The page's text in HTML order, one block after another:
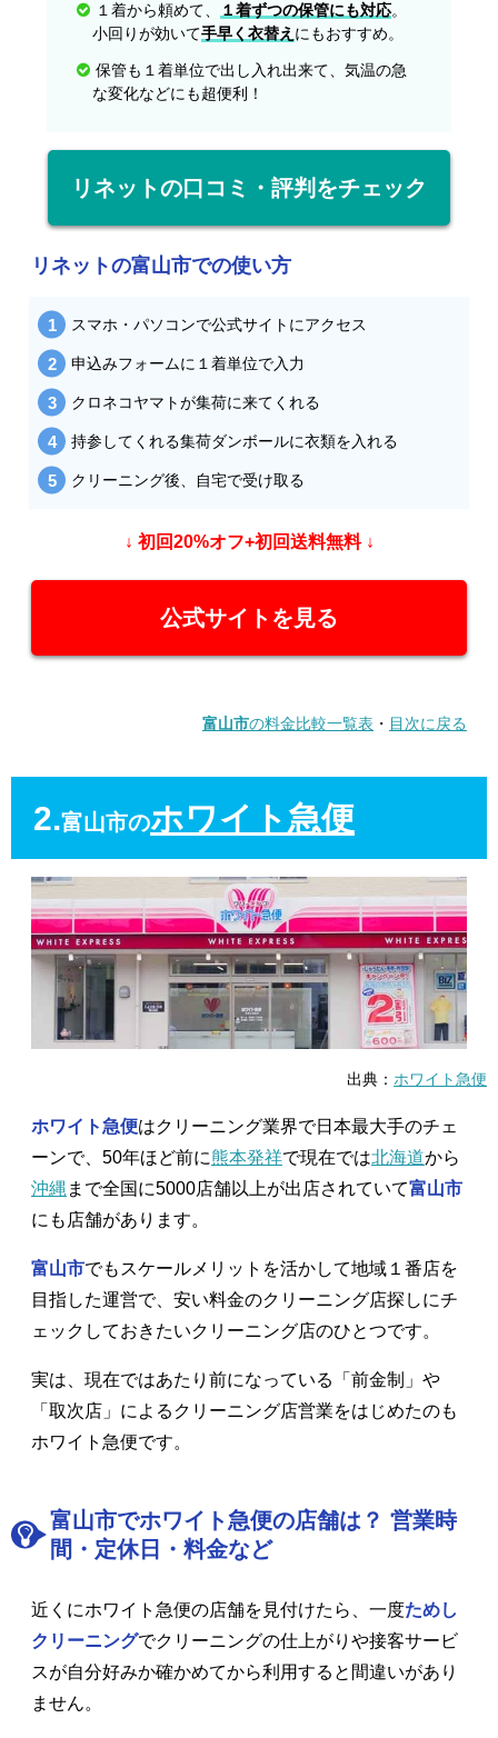
１着から頼めて、 １着ずつの保管にも対応。
小回りが効いて手早く衣替え にもおすすめ。
保管も１着単位で出し入れ出来て、気温の急
な変化などにも超便利！
リネットの口コミ・評判をチェック
リネットの富山市での使い方
スマホ・パソコンで公式サイトにアクセス
申込みフォームに１着単位で入力
クロネコヤマトが集荷に来てくれる
持参してくれる集荷ダンボールに衣類を入れる
クリーニング後、自宅で受け取る
↓ 初回20%オフ+初回送料無料 ↓
公式サイトを見る
富山市の料金比較一覧表 ・ 目次に戻る
2.富山市のホワイト急便
出典： ホワイト急便
ホワイト急便はクリーニング業界で日本最大手のチェ
ーンで、50年ほど前に熊本発祥で現在では北海道から
沖縄 まで全国に5000店舗以上が出店されていて富山市
にも店舗があります。
富山市でもスケールメリットを活かして地域１番店を
目指した運営で、安い料金のクリーニング店探しにチ
ェックしておきたいクリーニング店のひとつです。
実は、現在ではあたり前になっている「前金制」や
「取次店」によるクリーニング店営業をはじめたのも
ホワイト急便です。
富山市でホワイト急便の店舗は？ 営業時
間・定休日・料金など
近くにホワイト急便の店舗を見付けたら、一度ためし
クリーニングでクリーニングの仕上がりや接客サービ
スが自分好みか確かめてから利用すると間違いがあり
ません。